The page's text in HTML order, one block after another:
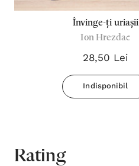
Învinge-ți uriașii
Ion Hrezdac
28,50 Lei
Indisponibil
Rating